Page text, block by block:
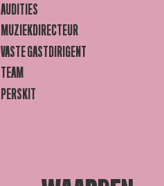
AUDITIES
MUZIEKDIRECTEUR
VASTE GASTDIRIGENT
TEAM
PERSKIT